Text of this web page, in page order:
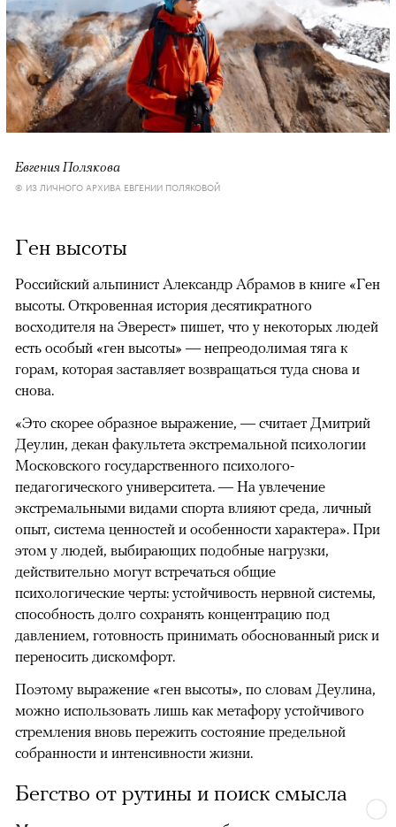
Евгения Полякова
© ИЗ ЛИЧНОГО АРХИВА ЕВГЕНИИ ПОЛЯКОВОЙ
Ген высоты
Российский альпинист Александр Абрамов в книге «Ген
высоты. Откровенная история десятикратного
восходителя на Эверест» пишет, что у некоторых людей
есть особый «ген высоты» — непреодолимая тяга к
горам, которая заставляет возвращаться туда снова и
снова.
«Это скорее образное выражение, — считает Дмитрий
Деулин, декан факультета экстремальной психологии
Московского государственного психолого-
педагогического университета. — На увлечение
экстремальными видами спорта влияют среда, личный
опыт, система ценностей и особенности характера». При
этом у людей, выбирающих подобные нагрузки,
действительно могут встречаться общие
психологические черты: устойчивость нервной системы,
способность долго сохранять концентрацию под
давлением, готовность принимать обоснованный риск и
переносить дискомфорт.
Поэтому выражение «ген высоты», по словам Деулина,
можно использовать лишь как метафору устойчивого
стремления вновь пережить состояние предельной
собранности и интенсивности жизни.
Бегство от рутины и поиск смысла